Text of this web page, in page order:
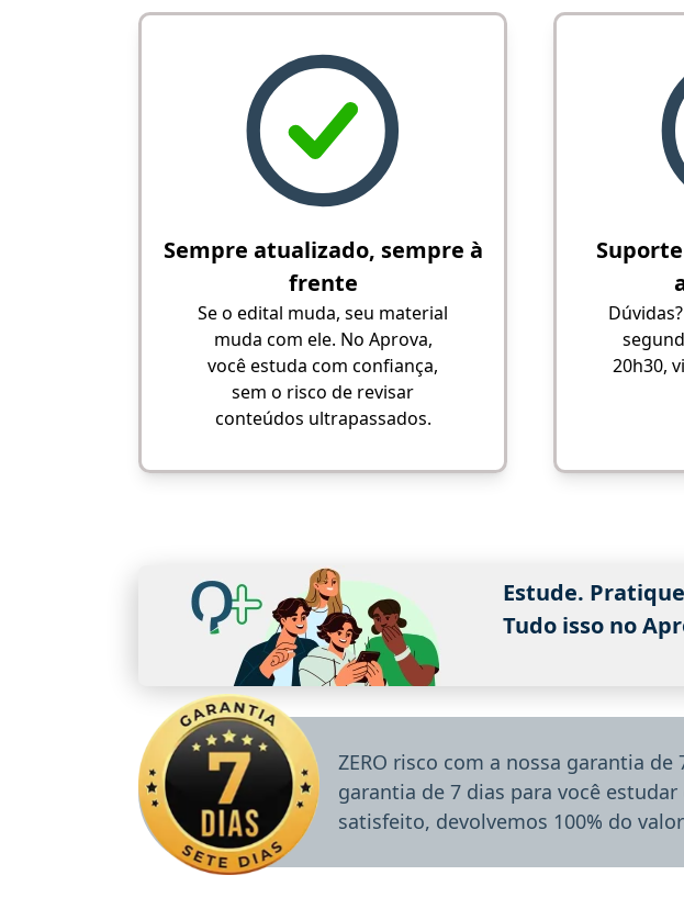
Sempre atualizado, sempre à
frente
Se o edital muda, seu material
muda com ele. No Aprova,
você estuda com confiança,
sem o risco de revisar
conteúdos ultrapassados.
20h30,
Estude.
Tudo isso no
ZERO risco com a nossa garantia
garantia de 7 dias para você
satisfeito, devolvemos 100% do